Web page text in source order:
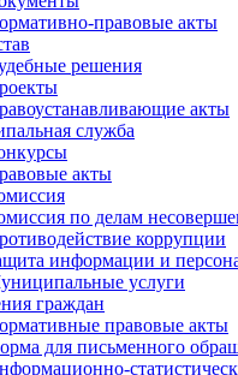
правовые акты
решения
акты
служба
акты
по делам
коррупции
информации и
услуги
граждан
правовые акты
для письменного